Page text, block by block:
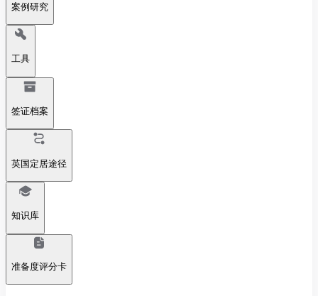
案例研究
工具
签证档案
英国定居途径
知识库
准备度评分卡